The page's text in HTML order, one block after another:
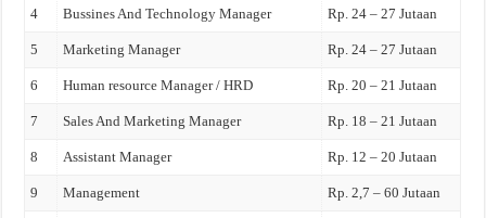
4 Bussines And Technology Manager Rp. 24 – 27 Jutaan
5 Marketing Manager Rp. 24 – 27 Jutaan
6 Human resource Manager / HRD Rp. 20 – 21 Jutaan
7 Sales And Marketing Manager Rp. 18 – 21 Jutaan
8 Assistant Manager Rp. 12 – 20 Jutaan
9 Management Rp. 2,7 – 60 Jutaan